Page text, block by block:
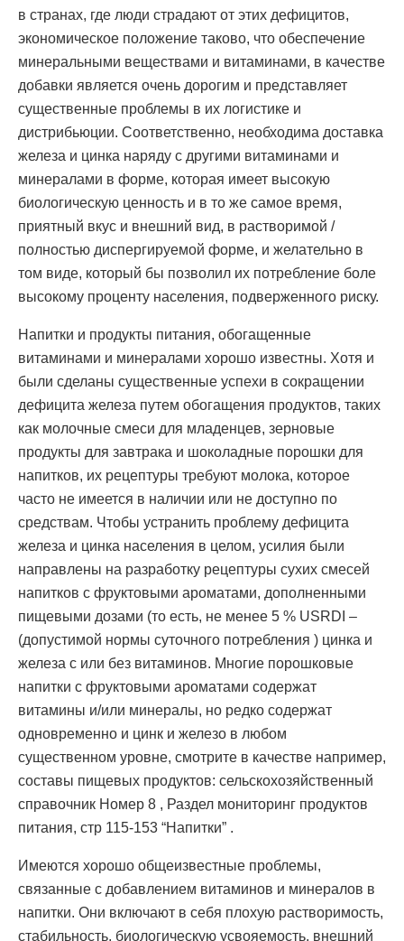
в странах, где люди страдают от этих дефицитов,
экономическое положение таково, что обеспечение
минеральными веществами и витаминами, в качестве
добавки является очень дорогим и представляет
существенные проблемы в их логистике и
дистрибьюции. Соответственно, необходима доставка
железа и цинка наряду с другими витаминами и
минералами в форме, которая имеет высокую
биологическую ценность и в то же самое время,
приятный вкус и внешний вид, в растворимой /
полностью диспергируемой форме, и желательно в
том виде, который бы позволил их потребление боле
высокому проценту населения, подверженного риску.
Напитки и продукты питания, обогащенные
витаминами и минералами хорошо известны. Хотя и
были сделаны существенные успехи в сокращении
дефицита железа путем обогащения продуктов, таких
как молочные смеси для младенцев, зерновые
продукты для завтрака и шоколадные порошки для
напитков, их рецептуры требуют молока, которое
часто не имеется в наличии или не доступно по
средствам. Чтобы устранить проблему дефицита
железа и цинка населения в целом, усилия были
направлены на разработку рецептуры сухих смесей
напитков с фруктовыми ароматами, дополненными
пищевыми дозами (то есть, не менее 5 % USRDI –
(допустимой нормы суточного потребления ) цинка и
железа с или без витаминов. Многие порошковые
напитки с фруктовыми ароматами содержат
витамины и/или минералы, но редко содержат
одновременно и цинк и железо в любом
существенном уровне, смотрите в качестве например,
составы пищевых продуктов: сельскохозяйственный
справочник Номер 8 , Раздел мониторинг продуктов
питания, стр 115-153 “Напитки” .
Имеются хорошо общеизвестные проблемы,
связанные с добавлением витаминов и минералов в
напитки. Они включают в себя плохую растворимость,
стабильность, биологическую усвояемость, внешний